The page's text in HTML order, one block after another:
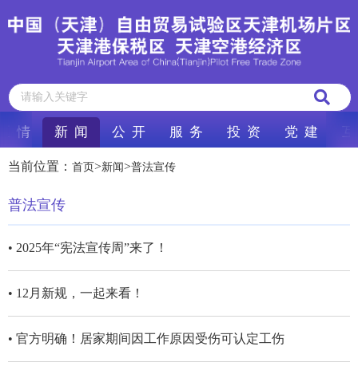
情 新 闻 公 开 服 务 投 资 党 建
当前位置： 首页>新闻>普法宣传
普法宣传
• 2025年“宪法宣传周”来了！
• 12月新规，一起来看！
• 官方明确！居家期间因工作原因受伤可认定工伤